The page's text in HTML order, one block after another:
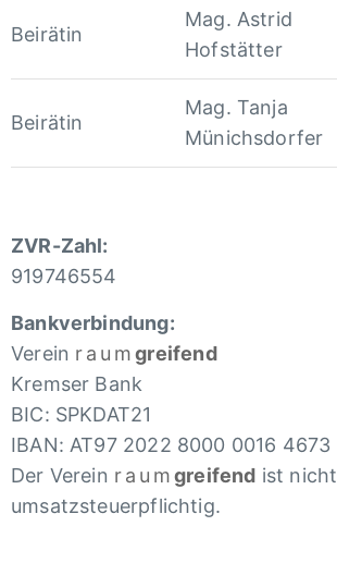
Beirätin
Mag. Astrid
Hofstätter
Beirätin
Mag. Tanja
Münichsdorfer
ZVR-Zahl:
919746554
Bankverbindung:
Verein raumgreifend
Kremser Bank
BIC: SPKDAT21
IBAN: AT97 2022 8000 0016 4673
Der Verein raumgreifend ist nicht
umsatzsteuerpflichtig.